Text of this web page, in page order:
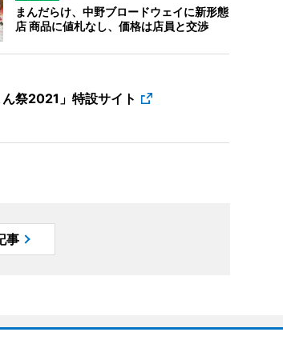
まんだらけ、中野ブロードウェイに新形態
店 商品に値札なし、価格は店員と交渉
祭2021」特設サイト
事